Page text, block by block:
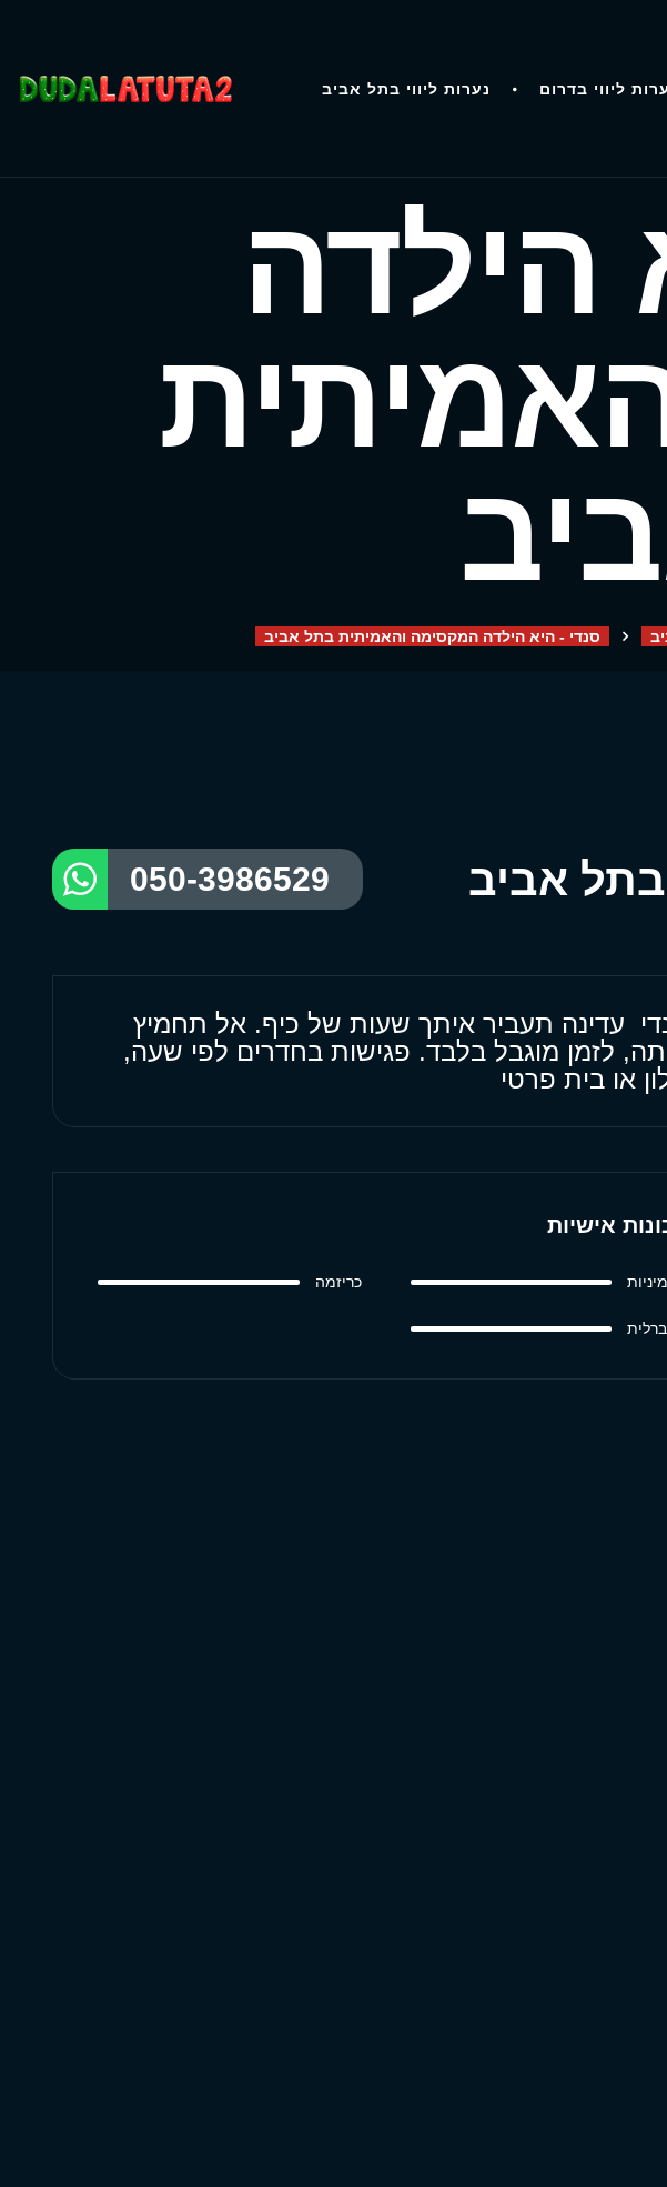
נערות ליווי בתל אביב ליווי בדרום
הילדה
סנדי - היא הילדה המקסימה והאמיתית בתל אביב
אביב 050-3986529
עדינה תעביר איתך שעות של כיף. אל תחמיץ
לזמן מוגבל בלבד. פגישות בחדרים לפי שעה,
או בית פרטי
אישיות
מיניות כריזמה